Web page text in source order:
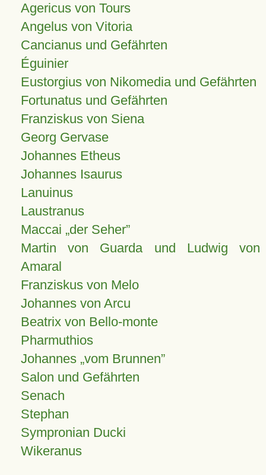
Agericus von Tours
Angelus von Vitoria
Cancianus und Gefährten
Éguinier
Eustorgius von Nikomedia und Gefährten
Fortunatus und Gefährten
Franziskus von Siena
Georg Gervase
Johannes Etheus
Johannes Isaurus
Lanuinus
Laustranus
Maccai „der Seher”
Martin von Guarda und Ludwig von
Amaral
Franziskus von Melo
Johannes von Arcu
Beatrix von Bello-monte
Pharmuthios
Johannes vom Brunnen
Salon und Gefährten
Senach
Stephan
Sympronian Ducki
Wikeranus